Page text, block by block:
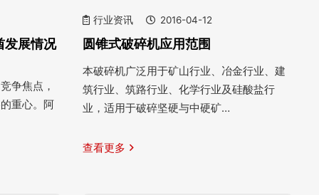
发展情况
争焦点，
重心。阿
行业资讯 2016-04-12
圆锥式破碎机应用范围
本破碎机广泛用于矿山行业、冶金行业、建
筑行业、筑路行业、化学行业及硅酸盐行
业，适用于破碎坚硬与中硬矿…
查看更多